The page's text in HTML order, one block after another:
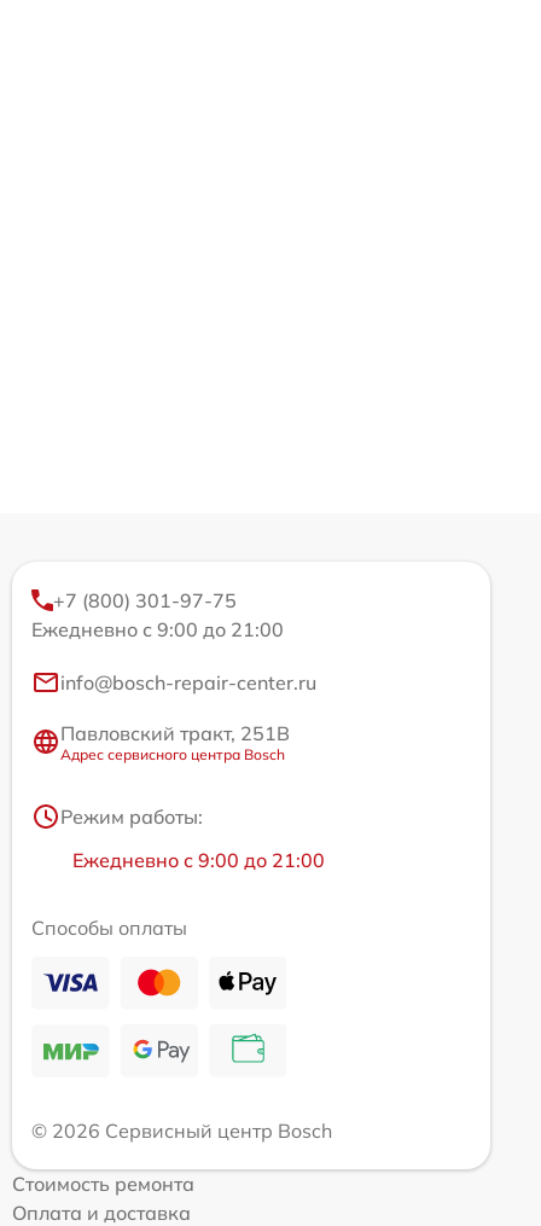
+7 (800) 301-97-75
Ежедневно с 9:00 до 21:00
info@bosch-repair-center.ru
Павловский тракт, 251В
Адрес сервисного центра Bosch
Режим работы:
Ежедневно с 9:00 до 21:00
Способы оплаты
© 2026 Сервисный центр Bosch
Стоимость ремонта
Оплата и доставка